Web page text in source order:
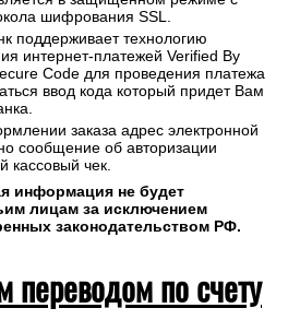
шифрования SSL.
поддерживает технологию
интернет-платежей Verified By
Code для проведения платежа
ввод кода который придет Вам
заказа адрес электронной
сообщение об авторизации
кассовый чек.
информация не будет
лицам за исключением
законодательством РФ.
переводом по счету